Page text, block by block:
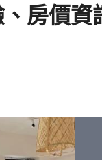
房價